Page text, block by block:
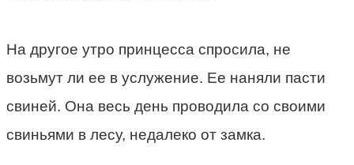
На другое утро принцесса спросила, не
возьмут ли ее в услужение. Ее наняли пасти
свиней. Она весь день проводила со своими
свиньями в лесу, недалеко от замка.